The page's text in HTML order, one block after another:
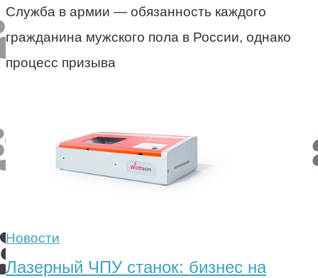
Служба в армии — обязанность каждого
гражданина мужского пола в России, однако
процесс призыва
Новости
Лазерный ЧПУ станок: бизнес на